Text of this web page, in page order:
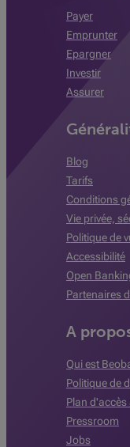
Payer
Emprunter
Epargner
Investir
Assurer
Blog
Tarifs
Conditions
Vie privée,
Politique de
Accessibilité
Open
Partenaires
A
Qui est
Politique de
Plan d'accès
Pressroom
Jobs